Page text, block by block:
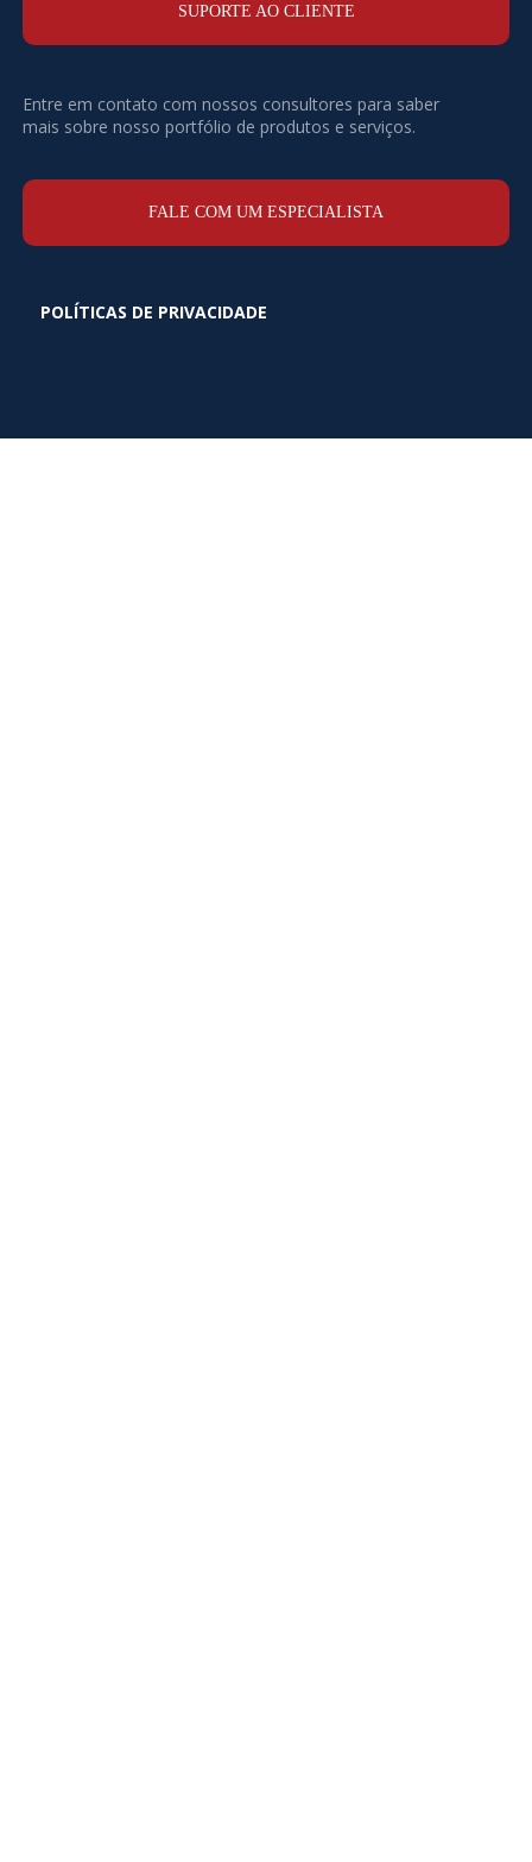
SUPORTE AO CLIENTE
Entre em contato com nossos consultores para saber
mais sobre nosso portfólio de produtos e serviços.
FALE COM UM ESPECIALISTA
POLÍTICAS DE PRIVACIDADE